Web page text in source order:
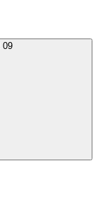
+7 921 741 94 09